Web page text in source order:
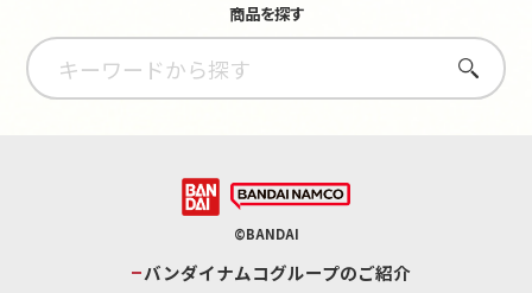
商品を探す
さがす
©BANDAI
バンダイナムコグループのご紹介